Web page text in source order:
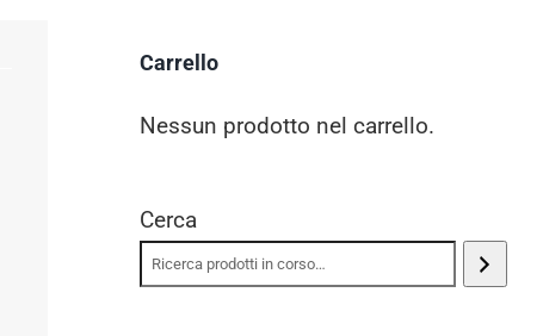
Carrello
Nessun prodotto nel carrello.
Cerca